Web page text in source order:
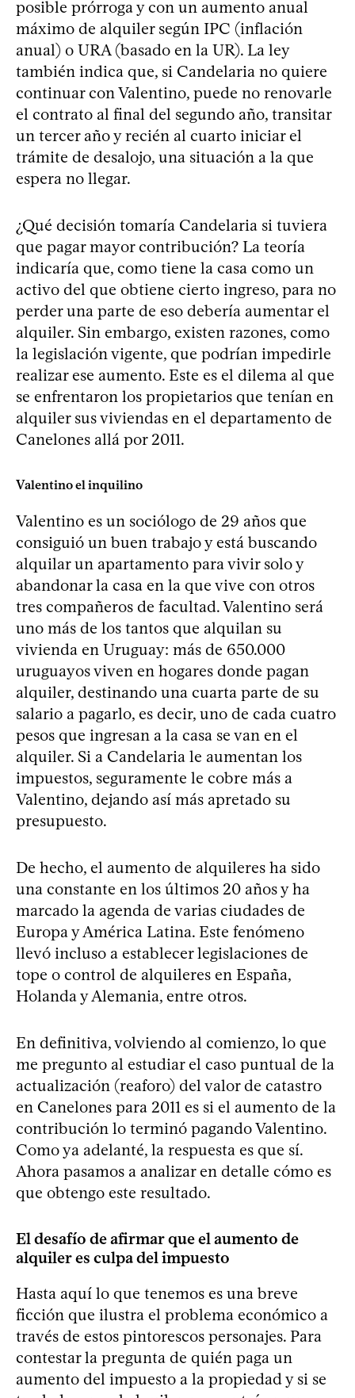
posible prórroga y con un aumento anual
máximo de alquiler según IPC (inflación
anual) o URA (basado en la UR). La ley
también indica que, si Candelaria no quiere
continuar con Valentino, puede no renovarle
el contrato al final del segundo año, transitar
un tercer año y recién al cuarto iniciar el
trámite de desalojo, una situación a la que
espera no llegar.
¿Qué decisión tomaría Candelaria si tuviera
que pagar mayor contribución? La teoría
indicaría que, como tiene la casa como un
activo del que obtiene cierto ingreso, para no
perder una parte de eso debería aumentar el
alquiler. Sin embargo, existen razones, como
la legislación vigente, que podrían impedirle
realizar ese aumento. Este es el dilema al que
se enfrentaron los propietarios que tenían en
alquiler sus viviendas en el departamento de
Canelones allá por 2011.
Valentino el inquilino
Valentino es un sociólogo de 29 años que
consiguió un buen trabajo y está buscando
alquilar un apartamento para vivir solo y
abandonar la casa en la que vive con otros
tres compañeros de facultad. Valentino será
uno más de los tantos que alquilan su
vivienda en Uruguay: más de 650.000
uruguayos viven en hogares donde pagan
alquiler, destinando una cuarta parte de su
salario a pagarlo, es decir, uno de cada cuatro
pesos que ingresan a la casa se van en el
alquiler. Si a Candelaria le aumentan los
impuestos, seguramente le cobre más a
Valentino, dejando así más apretado su
presupuesto.
De hecho, el aumento de alquileres ha sido
una constante en los últimos 20 años y ha
marcado la agenda de varias ciudades de
Europa y América Latina. Este fenómeno
llevó incluso a establecer legislaciones de
tope o control de alquileres en España,
Holanda y Alemania, entre otros.
En definitiva, volviendo al comienzo, lo que
me pregunto al estudiar el caso puntual de la
actualización (reaforo) del valor de catastro
en Canelones para 2011 es si el aumento de la
contribución lo terminó pagando Valentino.
Como ya adelanté, la respuesta es que sí.
Ahora pasamos a analizar en detalle cómo es
que obtengo este resultado.
El desafío de afirmar que el aumento de
alquiler es culpa del impuesto
Hasta aquí lo que tenemos es una breve
ficción que ilustra el problema económico a
través de estos pintorescos personajes. Para
contestar la pregunta de quién paga un
aumento del impuesto a la propiedad y si se